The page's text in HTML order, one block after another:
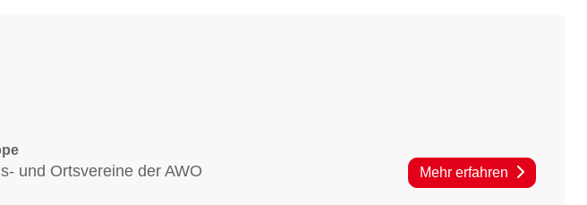
und Ortsvereine der AWO Mehr erfahren